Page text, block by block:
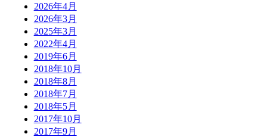
2026年4月
2026年3月
2025年3月
2022年4月
2019年6月
2018年10月
2018年8月
2018年7月
2018年5月
2017年10月
2017年9月